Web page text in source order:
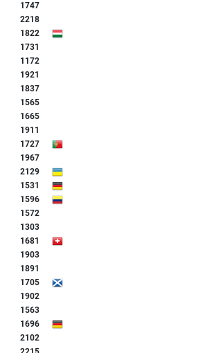
1747
2218
1822
1731
1172
1921
1837
1565
1665
1911
1727
1967
2129
1531
1596
1572
1303
1681
1903
1891
1705
1902
1563
1696
2102